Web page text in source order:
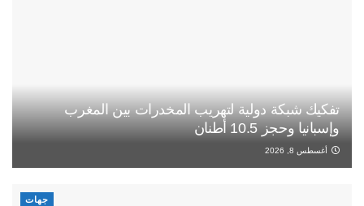
تفكيك شبكة دولية لتهريب المخدرات بين المغرب
وإسبانيا وحجز 10.5 أطنان
أغسطس 8, 2026
جهات